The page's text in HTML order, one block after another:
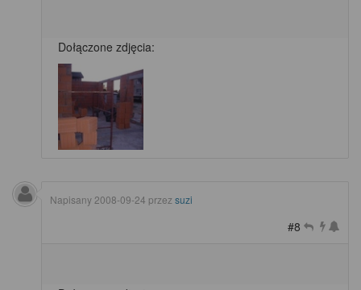
Dołączone zdjęcia:
Napisany 2008-09-24 przez suzi
#8